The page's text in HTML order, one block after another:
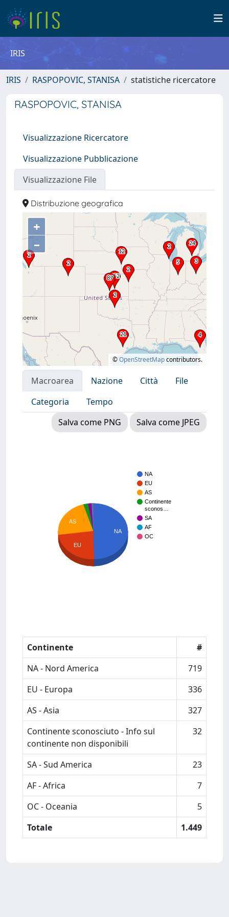
IRIS
IRIS RASPOPOVIC, STANISA statistiche ricercatore
RASPOPOVIC, STANISA
Visualizzazione Ricercatore
Visualizzazione Pubblicazione
Visualizzazione File
Distribuzione geografica
+
–
©OpenStreetMapcontributors.
Macroarea Nazione Città
File
Categoria
Tempo
Salva come PNG
Salva come JPEG
NA
EU
AS
Continente
sconos…
SA
AF
OC
NA
AS
EU
Continente
#
NA - Nord America
719
EU - Europa
336
AS - Asia
327
Continente sconosciuto - Info sul
continente non disponibili
32
SA - Sud America
23
AF - Africa
7
OC - Oceania
5
Totale
1.449